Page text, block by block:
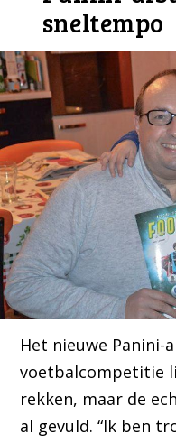
sneltempo
Het nieuwe Panini-
voetbalcompetitie
rekken, maar de
al gevuld. “Ik ben